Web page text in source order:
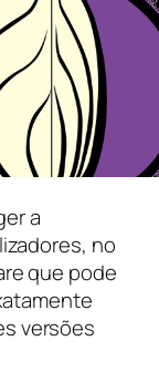
a
no
que pode
versões